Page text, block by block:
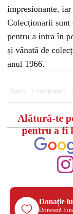
impresionante,
Colecționarii sunt
pentru a intra în
și vânată de
anul 1966.
Banii Colectionari
Alătură-te
pentru a fi
Donație
Donează